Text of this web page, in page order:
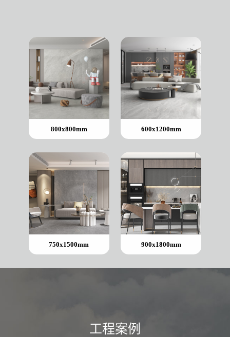
800x800mm 600x1200mm
750x1500mm 900x1800mm
工程案例